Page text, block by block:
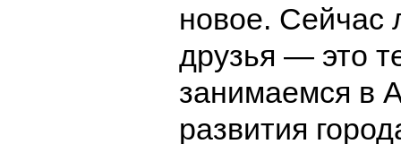
новое. Сейчас
друзья — это
занимаемся в
развития